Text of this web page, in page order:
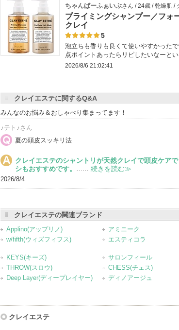
ちゃんばーふぁいぶさん / 24歳 / 乾燥肌 /
プライミングシャンプー／フォ
クレイ
5
泡立ちも香りも良くて使いやすかった
点ポイントあったらリピしたいなーと
2026/8/6 21:02:41
クレイエステに関するQ&A
みんなのお悩み＆おしゃべり集まってます！
♪テト♪さん
夏の頭皮スッキリ法
クレイエステのシャントリが天然クレイで頭皮ケア
シもおすすめです。 …… 続きを読む≫
2026/8/4
クレイエステの関連ブランド
Applino(アップリノ)
アミニーク
w/fifth(ウィズフィフス)
エスティコラ
KEYS(キーズ)
サロンフィール
THROW(スロウ)
CHESS(チェス)
Deep Layer(ディープレイヤー)
ディノアージュ
クレイエステ